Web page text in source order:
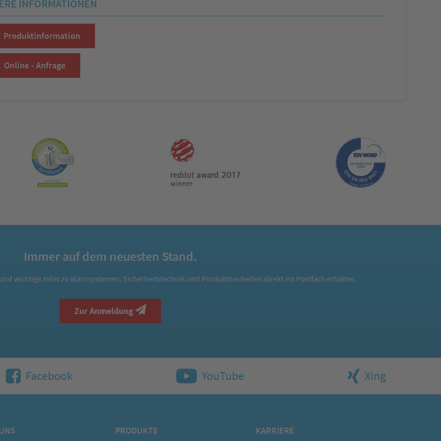
INFORMATIONEN
Produktinformation
Online - Anfrage
Immer auf dem neuesten Stand.
wichtige Infos zu Warnsystemen, Sicherheitstechnik und Produktneuheiten direkt ins Postfach erhalten.
Zur Anmeldung
Facebook YouTube Xing
PRODUKTE KARRIERE